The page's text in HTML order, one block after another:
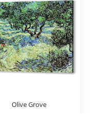
Olive Grove